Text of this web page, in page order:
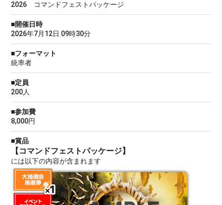
2026 コマンドフェストパッケージ
■開催日時
2026年7月12日 09時30分
■フォーマット
統率者
■定員
200人
■参加費
8,000円
■賞品
【コマンドフェストパッケージ】
には以下の内容が含まれます